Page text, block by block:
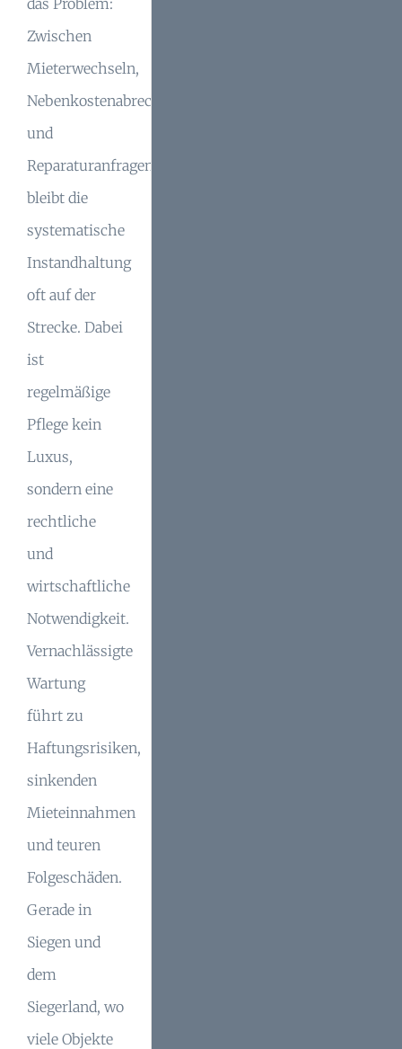
das Problem:
Zwischen
Mieterwechseln,
Nebenkostenabrechnungen
und
Reparaturanfragen
bleibt die
systematische
Instandhaltung
oft auf der
Strecke. Dabei
ist
regelmäßige
Pflege kein
Luxus,
sondern eine
rechtliche
und
wirtschaftliche
Notwendigkeit.
Vernachlässigte
Wartung
führt zu
Haftungsrisiken,
sinkenden
Mieteinnahmen
und teuren
Folgeschäden.
Gerade in
Siegen und
dem
Siegerland, wo
viele Objekte